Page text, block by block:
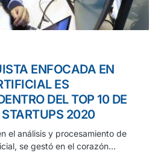
ENFOCADA EN
ES
DEL TOP 10 DE
2020
el análisis y procesamiento de
se gestó en el corazón…